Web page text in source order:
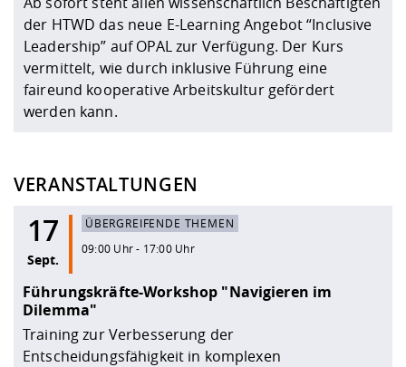
der HTWD das neue E-Learning Angebot “Inclusive
Leadership” auf OPAL zur Verfügung. Der Kurs
vermittelt, wie durch inklusive Führung eine
faireund kooperative Arbeitskultur gefördert
werden kann.
VERANSTALTUNGEN
17
Sept.
09:00 Uhr - 17:00 Uhr
ÜBERGREIFENDE THEMEN
Führungskräfte-Workshop "Navigieren im
Dilemma"
Training zur Verbesserung der
Entscheidungsfähigkeit in komplexen